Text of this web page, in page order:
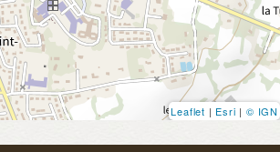
Leaflet | Esri | © IGN